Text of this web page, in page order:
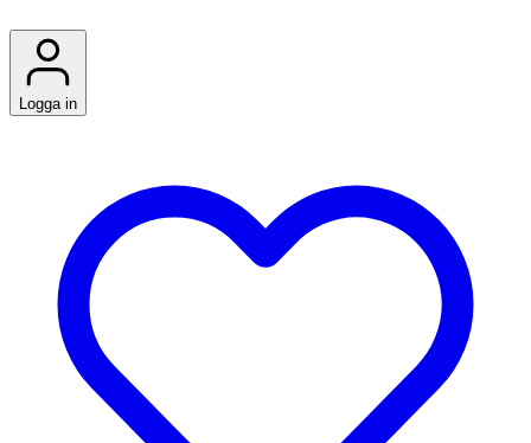
Logga in